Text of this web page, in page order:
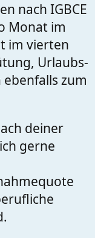
nach IGBCE
Monat im
im vierten
Urlaubs-
zum
deiner
gerne